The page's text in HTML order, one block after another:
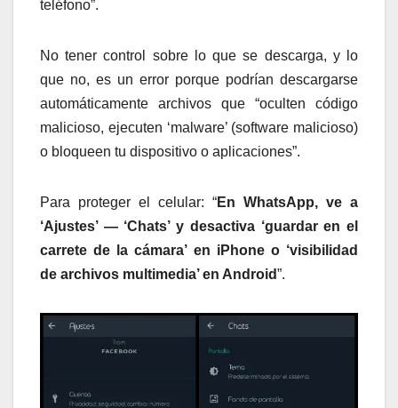
teléfono”.
No tener control sobre lo que se descarga, y lo
que no, es un error porque podrían descargarse
automáticamente archivos que “oculten código
malicioso, ejecuten ‘malware’ (software malicioso)
o bloqueen tu dispositivo o aplicaciones”.
Para proteger el celular: “En WhatsApp, ve a
‘Ajustes’ — ‘Chats’ y desactiva ‘guardar en el
carrete de la cámara’ en iPhone o ‘visibilidad
de archivos multimedia’ en Android”.